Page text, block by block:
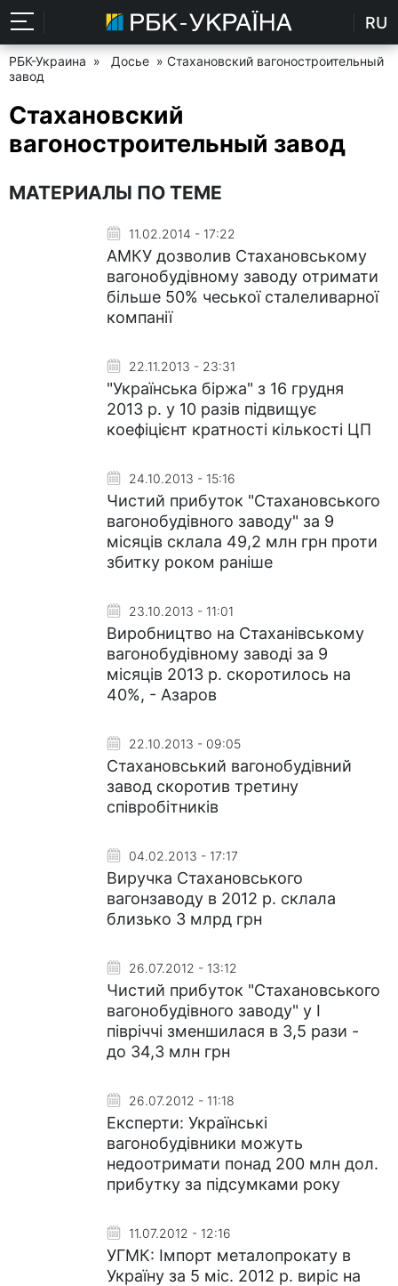
RU
РБК-Украина » Досье » Стахановский вагоностроительный
завод
Стахановский
вагоностроительный завод
МАТЕРИАЛЫ ПО ТЕМЕ
11.02.2014 - 17:22
АМКУ дозволив Стахановському
вагонобудівному заводу отримати
більше 50% чеської сталеливарної
компанії
22.11.2013 - 23:31
"Українська біржа" з 16 грудня
2013 р. у 10 разів підвищує
коефіцієнт кратності кількості ЦП
24.10.2013 - 15:16
Чистий прибуток "Стахановського
вагонобудівного заводу" за 9
місяців склала 49,2 млн грн проти
збитку роком раніше
23.10.2013 - 11:01
Виробництво на Стаханівському
вагонобудівному заводі за 9
місяців 2013 р. скоротилось на
40%, - Азаров
22.10.2013 - 09:05
Стахановський вагонобудівний
завод скоротив третину
співробітників
04.02.2013 - 17:17
Виручка Стахановського
вагонзаводу в 2012 р. склала
близько 3 млрд грн
26.07.2012 - 13:12
Чистий прибуток "Стахановського
вагонобудівного заводу" у І
півріччі зменшилася в 3,5 рази -
до 34,3 млн грн
26.07.2012 - 11:18
Експерти: Українські
вагонобудівники можуть
недоотримати понад 200 млн дол.
прибутку за підсумками року
11.07.2012 - 12:16
УГМК: Імпорт металопрокату в
Україну за 5 міс. 2012 р. виріс на